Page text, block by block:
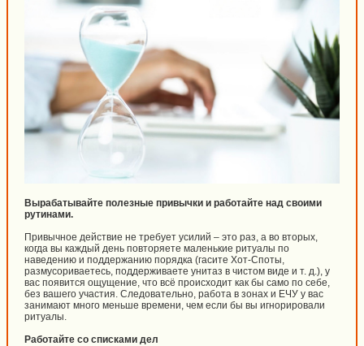
Вырабатывайте полезные привычки и работайте над своими
рутинами.
Привычное действие не требует усилий – это раз, а во вторых,
когда вы каждый день повторяете маленькие ритуалы по
наведению и поддержанию порядка (гасите Хот-Споты,
размусориваетесь, поддерживаете унитаз в чистом виде и т. д.), у
вас появится ощущение, что всё происходит как бы само по себе,
без вашего участия. Следовательно, работа в зонах и ЕЧУ у вас
занимают много меньше времени, чем если бы вы игнорировали
ритуалы.
Работайте со списками дел